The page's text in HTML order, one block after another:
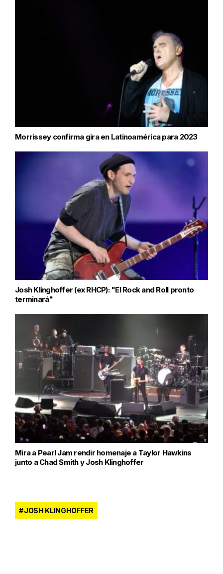
Morrissey confirma gira en Latinoamérica para 2023
Josh Klinghoffer (ex RHCP): "El Rock and Roll pronto
terminará"
Mira a Pearl Jam rendir homenaje a Taylor Hawkins
junto a Chad Smith y Josh Klinghoffer
JOSH KLINGHOFFER